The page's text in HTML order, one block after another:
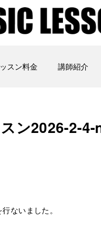
スン料金 講師紹介
ン2026-2-
ないました。